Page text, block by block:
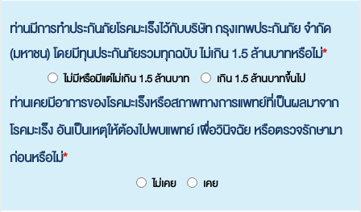
ท่านมีการทําประกันภัยโรคมะเร็งไว้กับบริษัท กรุงเทพประกันภัย จํากัด
(มหาชน) โดยมีทุนประกันภัยรวมทุกฉบับ ไม่เกิน 1.5 ล้านบาทหรือไม่*
ไม่มีหรือมีแต่ไม่เกิน 1.5 ล้านบาท เกิน 1.5 ล้านบาทขึ้นไป
ท่านเคยมีอาการของโรคมะเร็งหรือสภาพทางการแพทย์ที่เป็นผลมาจาก
โรคมะเร็ง อันเป็นเหตุให้ต้องไปพบแพทย์ เพื่อวินิจฉัย หรือตรวจรักษามา
ก่อนหรือไม่*
ไม่เคย เคย